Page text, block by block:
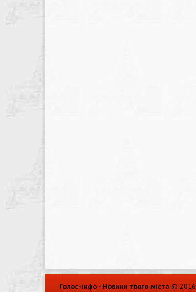
Голос-інфо - Новини твого міста © 2016